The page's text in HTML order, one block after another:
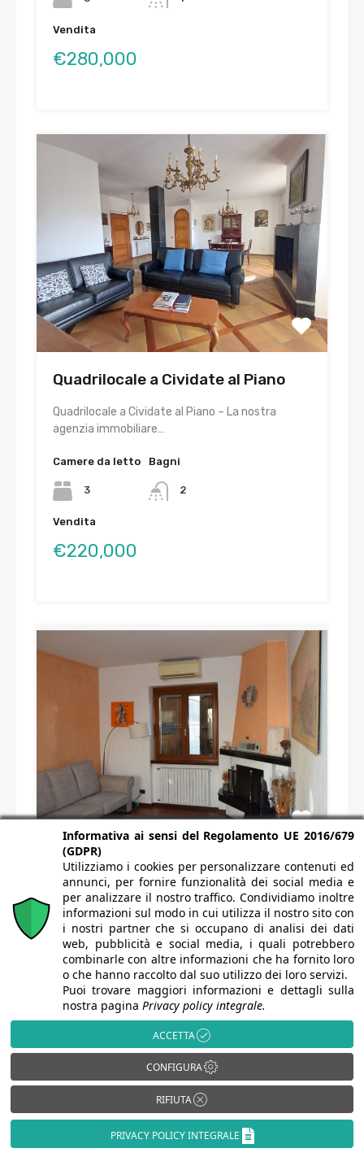
Vendita
€280,000
Quadrilocale a Cividate al Piano
Quadrilocale a Cividate al Piano – La nostra
agenzia immobiliare…
Camere da letto
3
Bagni
2
Vendita
€220,000
Trilocale a Urgnano – Asta
giudiziaria
Trilocale a Urgnano – Asta giudiziaria. Situato ad
Urgnano, in…
Camere da letto
2
Bagni
1
Area
115 mq
€42,225
Informativa ai sensi del Regolamento UE 2016/679
(GDPR)
Utilizziamo i cookies per personalizzare contenuti ed
annunci, per fornire funzionalità dei social media e
per analizzare il nostro traffico. Condividiamo inoltre
informazioni sul modo in cui utilizza il nostro sito con
i nostri partner che si occupano di analisi dei dati
web, pubblicità e social media, i quali potrebbero
combinarle con altre informazioni che ha fornito loro
o che hanno raccolto dal suo utilizzo dei loro servizi.
Puoi trovare maggiori informazioni e dettagli sulla
nostra pagina Privacy policy integrale.
ACCETTA
CONFIGURA
RIFIUTA
PRIVACY POLICY INTEGRALE